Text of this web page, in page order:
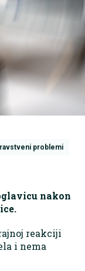
problemi
nakon
reakciji
i nema